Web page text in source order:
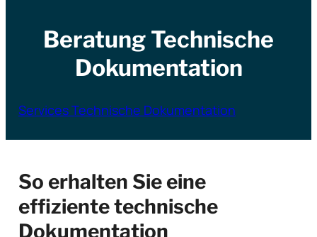
Beratung Technische
Dokumentation
Services Technische Dokumentation
So erhalten Sie eine
effiziente technische
Dokumentation